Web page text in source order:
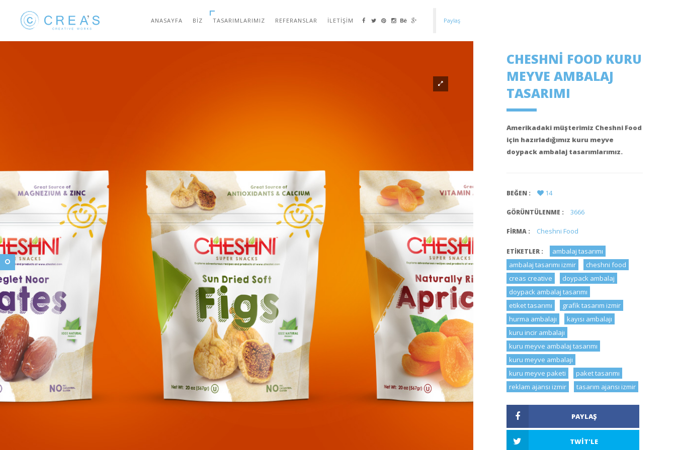
ANASAYFA BIZ TASARIMLARIMIZ REFERANSLAR İLETIŞIM Paylaş
CHESHNI FOOD KURU
MEYVE AMBALAJ
TASARIMI
Amerikadaki müşterimiz Cheshni Food
için hazırladığımız kuru meyve
doypack ambalaj tasarımlarımız.
BEĞEN : 14
GÖRÜNTÜLENME : 3666
FIRMA : Cheshni Food
ETIKETLER :
ambalaj tasarımı
ambalaj tasarımı izmir
cheshni food
creas creative
doypack ambalaj
doypack ambalaj tasarımı
etiket tasarımı
grafik tasarım izmir
hurma ambalajı
kayısı ambalajı
kuru incir ambalajı
kuru meyve ambalaj tasarımı
kuru meyve ambalajı
kuru meyve paketi
paket tasarımı
reklam ajansı izmir
tasarım ajansı izmir
PAYLAŞ
TWIT'LE